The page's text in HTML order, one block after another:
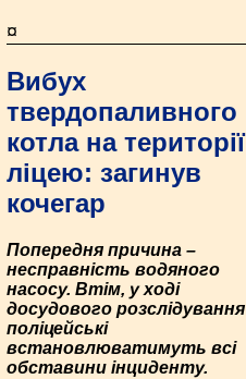
¤
Вибух
твердопаливного
котла на території
ліцею: загинув
кочегар
Попередня причина –
несправність водяного
насосу. Втім, у ході
досудового розслідування
поліцейські
встановлюватимуть всі
обставини інциденту.